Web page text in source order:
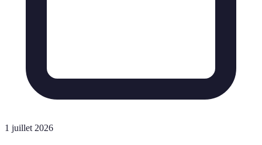
1 juillet 2026